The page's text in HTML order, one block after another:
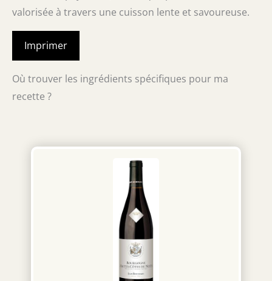
valorisée à travers une cuisson lente et savoureuse.
Imprimer
Où trouver les ingrédients spécifiques pour ma
recette ?